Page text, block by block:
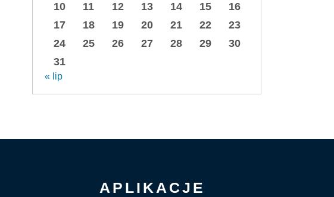
10
11 12 13 14 15
16
17
18 19 20 21 22
23
24
25 26 27 28 29
30
31
« lip
APLIKACJE